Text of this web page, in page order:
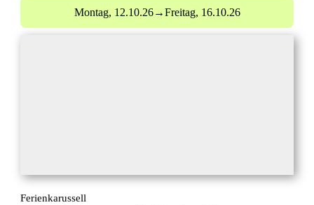
Montag, 12.10.26→Freitag, 16.10.26
Ferienkarussell